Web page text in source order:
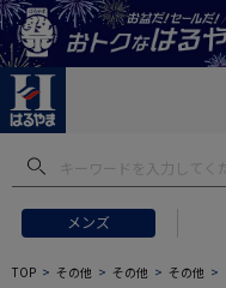
メンズ
TOP その他 その他 その他